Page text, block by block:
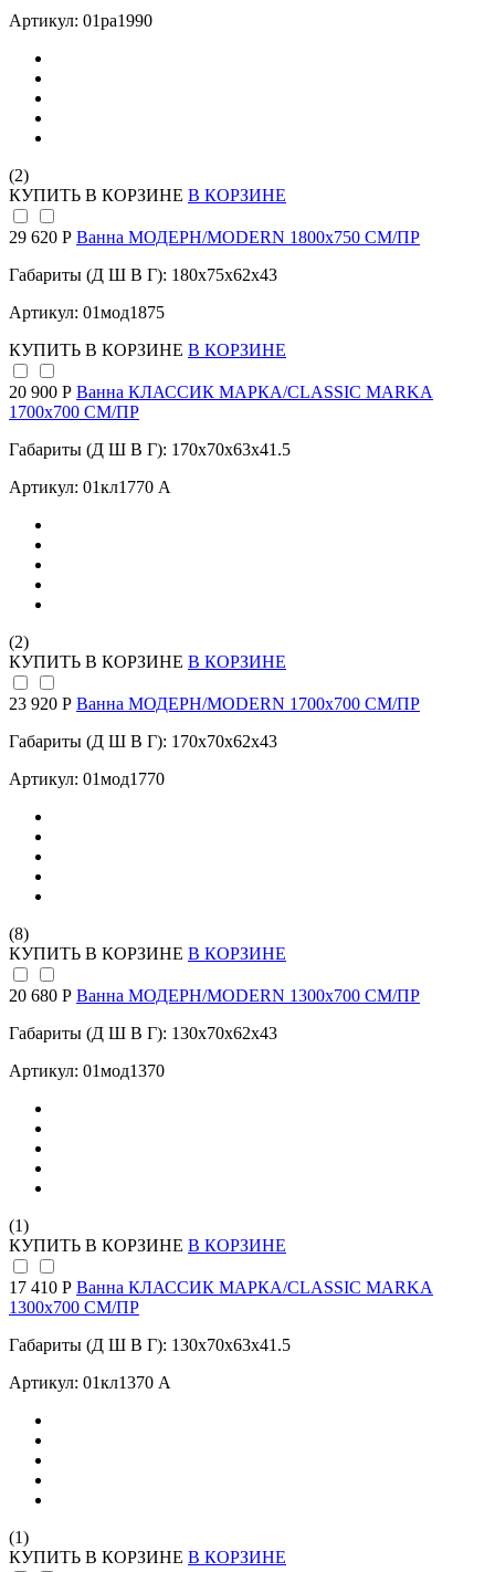
Артикул: 01ра1990
(2)
КУПИТЬ В КОРЗИНЕ В КОРЗИНЕ
29 620 Р Ванна МОДЕРН/MODERN 1800х750 СМ/ПР
Габариты (Д Ш В Г): 180x75x62x43
Артикул: 01мод1875
КУПИТЬ В КОРЗИНЕ В КОРЗИНЕ
20 900 Р Ванна КЛАССИК МАРКА/CLASSIC MARKA
1700х700 СМ/ПР
Габариты (Д Ш В Г): 170x70x63x41.5
Артикул: 01кл1770 А
(2)
КУПИТЬ В КОРЗИНЕ В КОРЗИНЕ
23 920 Р Ванна МОДЕРН/MODERN 1700х700 СМ/ПР
Габариты (Д Ш В Г): 170x70x62x43
Артикул: 01мод1770
(8)
КУПИТЬ В КОРЗИНЕ В КОРЗИНЕ
20 680 Р Ванна МОДЕРН/MODERN 1300х700 СМ/ПР
Габариты (Д Ш В Г): 130x70x62x43
Артикул: 01мод1370
(1)
КУПИТЬ В КОРЗИНЕ В КОРЗИНЕ
17 410 Р Ванна КЛАССИК МАРКА/CLASSIC MARKA
1300х700 СМ/ПР
Габариты (Д Ш В Г): 130x70x63x41.5
Артикул: 01кл1370 А
(1)
КУПИТЬ В КОРЗИНЕ В КОРЗИНЕ